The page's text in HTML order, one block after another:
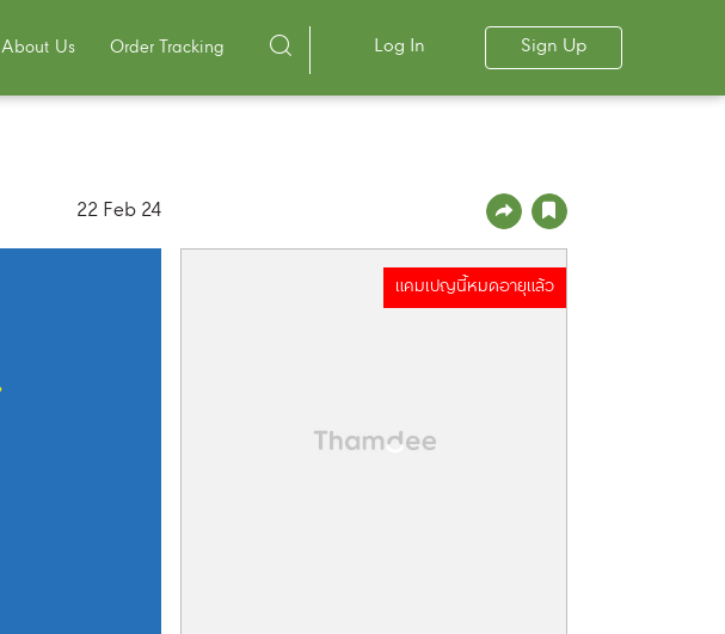
About Us Order Tracking Log In Sign Up
22 Feb 24
แคมเปญนี้หมดอายุแล้ว